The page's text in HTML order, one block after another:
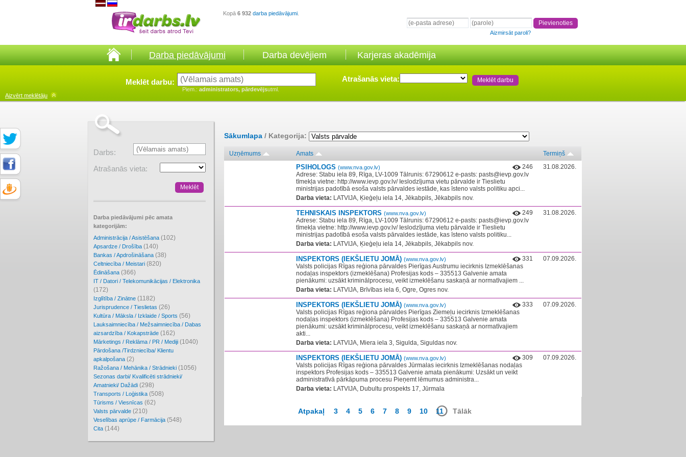
Kopā 6 932 darba piedāvājumi
Aizmirsāt paroli?
Darba piedāvājumi Darba devējiem Karjeras akadēmija
Meklēt darbu:
Piem.: administrators, pārdevējsutml.
Atrašanās vieta:
Aizvērt meklētāju
Darbs:
Atrašanās vieta:
Darba piedāvājumi pēc amata
kategorijām:
Administrācija / Asistēšana (102)
Apsardze / Drošība (140)
Bankas / Apdrošināšana (38)
Celtniecība / Meistari (820)
Ēdināšana (366)
IT / Datori / Telekomunikācijas / Elektronika
(172)
Izglītība / Zinātne (1182)
Jurisprudence / Tieslietas (26)
Kultūra / Māksla / Izklaide / Sports (56)
Lauksaimniecība / Mežsaimniecība / Dabas
aizsardzība / Kokapstrāde (162)
Mārketings / Reklāma / PR / Mediji (1040)
Pārdošana /Tirdzniecība/ Klientu
apkalpošana (2)
Ražošana / Mehānika / Strādnieki (1056)
Sezonas darbi/ Kvalificēti strādnieki/
Amatnieki/ Dažādi (298)
Transports / Loģistika (508)
Tūrisms / Viesnīcas (62)
Valsts pārvalde (210)
Veselības aprūpe / Farmācija (548)
Cita (144)
Sākumlapa / Kategorija:
Uzņēmums Amats Termiņš
PSIHOLOGS (www.nva.gov.lv)
246
Adrese: Stabu iela 89, Rīga, LV-1009 Tālrunis: 67290612 e-pasts: pasts@ievp.gov.lv
tīmekļa vietne: http://www.ievp.gov.lv/ Ieslodzījuma vietu pārvalde ir Tieslietu
ministrijas padotībā esoša valsts pārvaldes iestāde, kas īsteno valsts politiku apci...
Darba vieta: LATVIJA, Ķieģeļu iela 14, Jēkabpils, Jēkabpils nov.
31.08.2026.
TEHNISKAIS INSPEKTORS (www.nva.gov.lv)
249
Adrese: Stabu iela 89, Rīga, LV-1009 Tālrunis: 67290612 e-pasts: pasts@ievp.gov.lv
tīmekļa vietne: http://www.ievp.gov.lv/ Ieslodzījuma vietu pārvalde ir Tieslietu
ministrijas padotībā esoša valsts pārvaldes iestāde, kas īsteno valsts politiku...
Darba vieta: LATVIJA, Ķieģeļu iela 14, Jēkabpils, Jēkabpils nov.
31.08.2026.
INSPEKTORS (IEKŠLIETU JOMĀ) (www.nva.gov.lv)
331
Valsts policijas Rīgas reģiona pārvaldes Pierīgas Austrumu iecirknis Izmeklēšanas
nodaļas inspektors (izmeklēšana) Profesijas kods – 335513 Galvenie amata
pienākumi: uzsākt kriminālprocesu, veikt izmeklēšanu saskaņā ar normatīvajiem ...
Darba vieta: LATVIJA, Brīvības iela 6, Ogre, Ogres nov.
07.09.2026.
INSPEKTORS (IEKŠLIETU JOMĀ) (www.nva.gov.lv)
333
Valsts policijas Rīgas reģiona pārvaldes Pierīgas Ziemeļu iecirknis Izmeklēšanas
nodaļas inspektors (izmeklēšana) ​Profesijas kods – 335513 ​Galvenie amata
pienākumi: uzsākt kriminālprocesu, veikt izmeklēšanu saskaņā ar normatīvajiem
akti...
Darba vieta: LATVIJA, Miera iela 3, Sigulda, Siguldas nov.
07.09.2026.
INSPEKTORS (IEKŠLIETU JOMĀ) (www.nva.gov.lv)
309
Valsts policijas Rīgas reģiona pārvaldes Jūrmalas iecirknis Izmeklēšanas nodaļas
inspektors Profesijas kods – 335513 Galvenie amata pienākumi: Uzsākt un veikt
administratīvā pārkāpuma procesu Pieņemt lēmumus administra...
Darba vieta: LATVIJA, Dubultu prospekts 17, Jūrmala
07.09.2026.
Atpakaļ 3 4 5 6 7 8 9 10 11 Tālāk